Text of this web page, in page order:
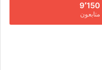
9٬150
متابعون